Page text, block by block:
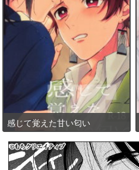
感じて覚えた甘い匂い